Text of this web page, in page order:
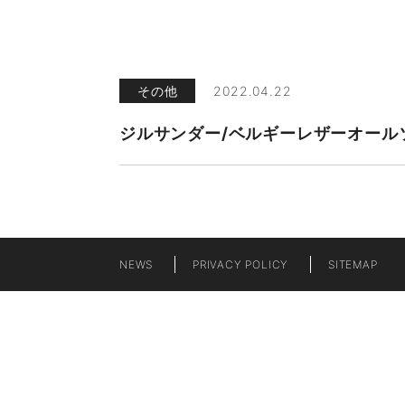
その他 2022.04.22
ジルサンダー/ベルギーレザーオール
NEWS PRIVACY POLICY SITEMAP